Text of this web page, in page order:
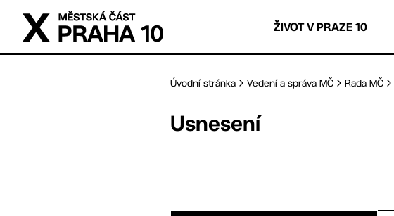
Přejít na hlavní obsah
ŽIVOT V PRAZE 10
Úvodní stránka Vedení a správa MČ Rada MČ
Usnesení